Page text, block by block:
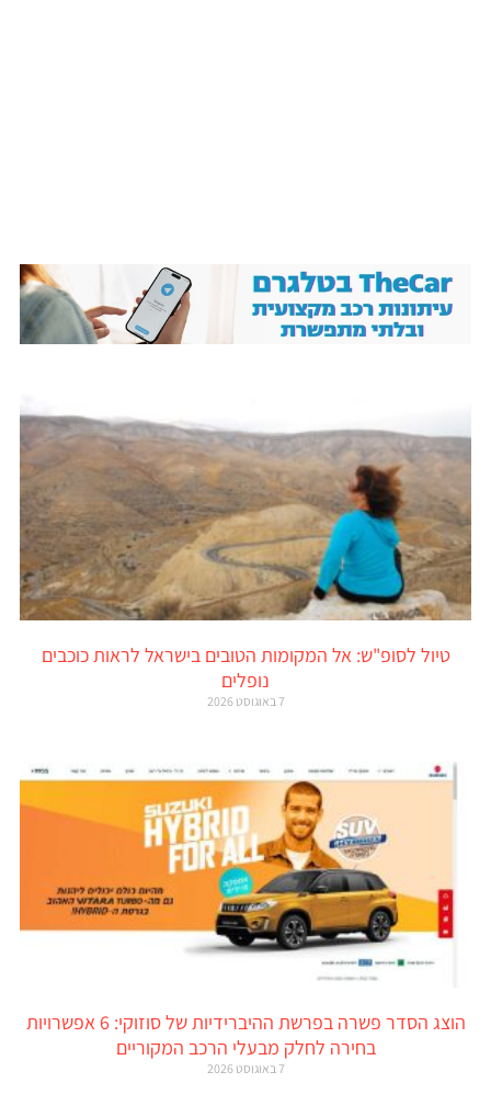
טיול לסופ"ש: אל המקומות הטובים בישראל לראות כוכבים
נופלים
7 באוגוסט 2026
הוצג הסדר פשרה בפרשת ההיברידיות של סוזוקי: 6 אפשרויות
בחירה לחלק מבעלי הרכב המקוריים
7 באוגוסט 2026